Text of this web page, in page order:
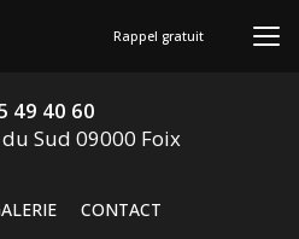
49 40 60
Sud 09000 Foix
CONTACT
Rappel gratuit